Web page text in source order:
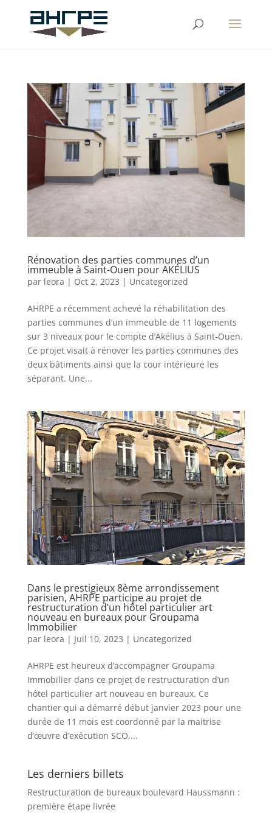
Rénovation des parties communes d’un
immeuble à Saint-Ouen pour AKÉLIUS
par leora | Oct 2, 2023 | Uncategorized
AHRPE a récemment achevé la réhabilitation des
parties communes d’un immeuble de 11 logements
sur 3 niveaux pour le compte d’Akélius à Saint-Ouen.
Ce projet visait à rénover les parties communes des
deux bâtiments ainsi que la cour intérieure les
séparant. Une...
Dans le prestigieux 8ème arrondissement
parisien, AHRPE participe au projet de
restructuration d’un hôtel particulier art
nouveau en bureaux pour Groupama
Immobilier
par leora | Juil 10, 2023 | Uncategorized
AHRPE est heureux d’accompagner Groupama
Immobilier dans ce projet de restructuration d’un
hôtel particulier art nouveau en bureaux. Ce
chantier qui a démarré début janvier 2023 pour une
durée de 11 mois est coordonné par la maitrise
d’œuvre d’exécution SCO,...
Les derniers billets
Restructuration de bureaux boulevard Haussmann :
première étape livrée